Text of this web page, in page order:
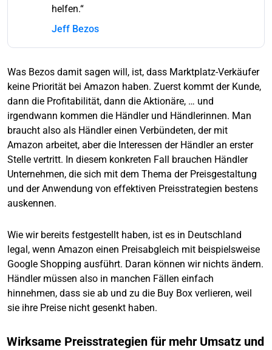
helfen.“
Jeff Bezos
Was Bezos damit sagen will, ist, dass Marktplatz-Verkäufer
keine Priorität bei Amazon haben. Zuerst kommt der Kunde,
dann die Profitabilität, dann die Aktionäre, … und
irgendwann kommen die Händler und Händlerinnen. Man
braucht also als Händler einen Verbündeten, der mit
Amazon arbeitet, aber die Interessen der Händler an erster
Stelle vertritt. In diesem konkreten Fall brauchen Händler
Unternehmen, die sich mit dem Thema der Preisgestaltung
und der Anwendung von effektiven Preisstrategien bestens
auskennen.
Wie wir bereits festgestellt haben, ist es in Deutschland
legal, wenn Amazon einen Preisabgleich mit beispielsweise
Google Shopping ausführt. Daran können wir nichts ändern.
Händler müssen also in manchen Fällen einfach
hinnehmen, dass sie ab und zu die Buy Box verlieren, weil
sie ihre Preise nicht gesenkt haben.
Wirksame Preisstrategien für mehr Umsatz und